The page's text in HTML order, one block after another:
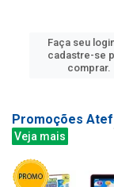
Faça seu
cadastre-se
comprar.
Promoções Atef
Veja mais